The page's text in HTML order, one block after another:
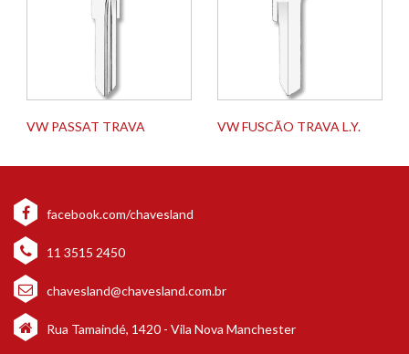
VW PASSAT TRAVA VW FUSCÃO TRAVA L.Y.
facebook.com/chavesland
11 3515 2450
chavesland@chavesland.com.br
Rua Tamaindé, 1420 - Vila Nova Manchester